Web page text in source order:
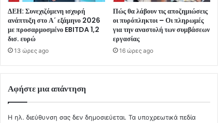
ΔΕΗ: Συνεχιζόμενη ισχυρή
ανάπτυξη στο Α΄ εξάμηνο 2026
με προσαρμοσμένο EBITDA 1,2
δισ. ευρώ
13 ώρες ago
Πώς θα λάβουν τις αποζημιώσεις
οι πυρόπληκτοι – Οι πληρωμές
για την αναστολή των συμβάσεων
εργασίας
16 ώρες ago
Αφήστε μια απάντηση
Η ηλ. διεύθυνση σας δεν δημοσιεύεται. Τα υποχρεωτικά πεδία